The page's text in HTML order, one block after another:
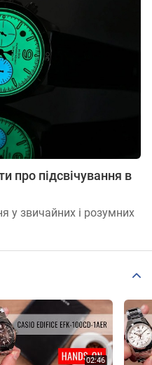
про підсвічування в
у звичайних і розумних